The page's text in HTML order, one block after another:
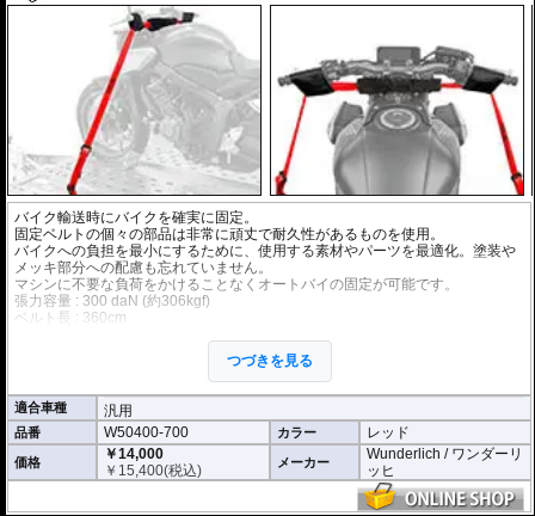
バイク輸送時にバイクを確実に固定。
固定ベルトの個々の部品は非常に頑丈で耐久性があるものを使用。
バイクへの負担を最小にするために、使用する素材やパーツを最適化。塗装や
メッキ部分への配慮も忘れていません。
マシンに不要な負荷をかけることなくオートバイの固定が可能です。
張力容量 : 300 daN (約306kgf)
ベルト長 : 360cm
つづきを見る
適合車種 汎用
品番 W50400-700 カラー レッド
価格
￥14,000
￥ 15,400(税込) メーカー
Wunderlich / ワンダーリ
ッヒ